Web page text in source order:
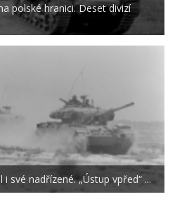
polské hranici. Deset divizí
své nadřízené. „Ústup vpřed“ ...